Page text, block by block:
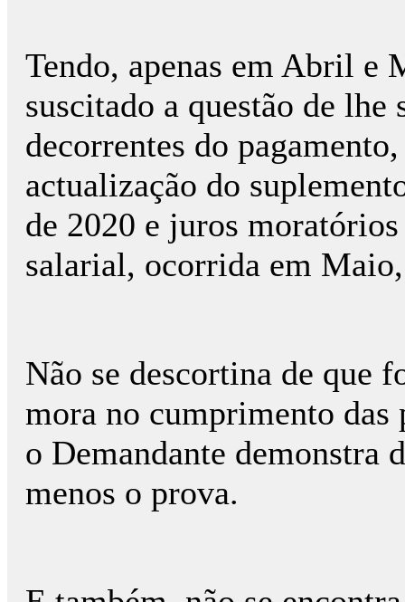
Tendo, apenas em Abril e
suscitado a questão de
decorrentes do
actualização do
de 2020 e juros
salarial, ocorrida em
Não se descortina de que
mora no cumprimento das
o Demandante demonstra
menos o prova.